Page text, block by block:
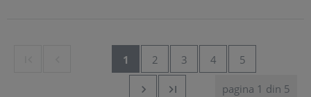
1 2 3 4 5
pagina 1 din 5

